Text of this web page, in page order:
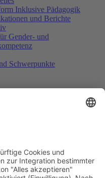
Inklusive Pädagogik
und Berichte
Gender- und
Schwerpunkte